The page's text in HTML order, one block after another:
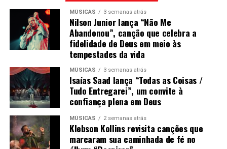
MÚSICAS 3 semanas atrás
Nilson Junior lança “Não Me
Abandonou”, canção que celebra a
fidelidade de Deus em meio às
tempestades da vida
MÚSICAS 3 semanas atrás
Isaías Saad lança “Todas as Coisas /
Tudo Entregarei”, um convite à
confiança plena em Deus
MÚSICAS 2 semanas atrás
Klebson Kollins revisita canções que
marcaram sua caminhada de fé no